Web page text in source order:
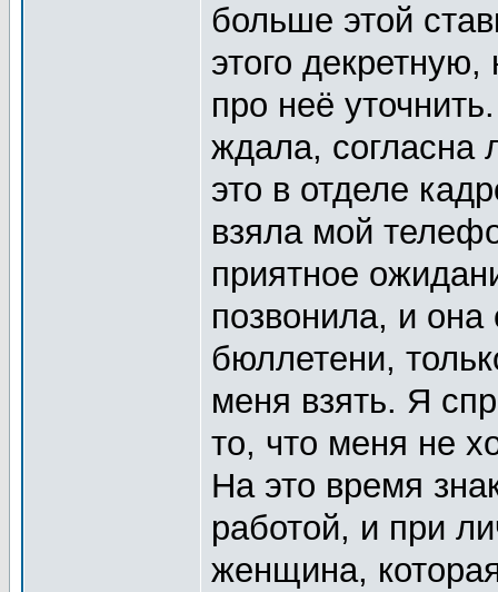
больше этой
этого
про неё
ждала, согласна
это в отделе
взяла мой
приятное
позвонила, и она
бюллетени,
меня взять. Я
то, что меня не
На это время
работой, и при
женщина,